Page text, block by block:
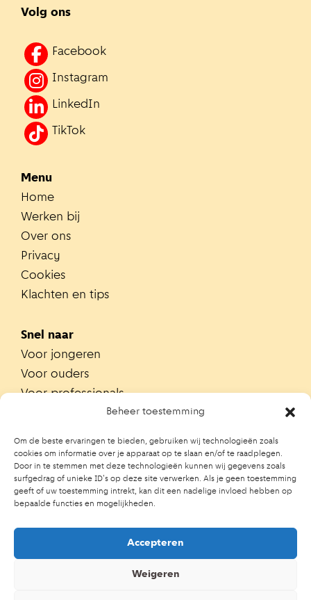
Beheer toestemming
Om de beste ervaringen te bieden, gebruiken wij technologieën zoals
cookies om informatie over je apparaat op te slaan en/of te raadplegen.
Door in te stemmen met deze technologieën kunnen wij gegevens zoals
surfgedrag of unieke ID's op deze site verwerken. Als je geen toestemming
geeft of uw toestemming intrekt, kan dit een nadelige invloed hebben op
bepaalde functies en mogelijkheden.
Accepteren
Weigeren
Volg ons
Facebook
Instagram
LinkedIn
TikTok
Menu
Home
Werken bij
Over ons
Privacy
Cookies
Klachten en tips
Snel naar
Voor jongeren
Voor ouders
Voor professionals
Zoek contactpersoon op school
Trainingen
Ouderportaal JGZ